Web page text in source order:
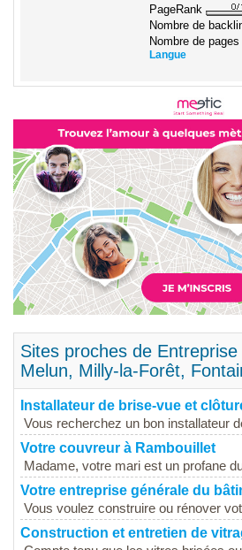
PageRank
Nombre de
Nombre de
Langue
Sites proches de
Melun, Milly-la-Forêt,
Installateur de brise-vue et
Vous recherchez un bon installateur
Votre couvreur à Rambouillet
Madame, votre mari est un profane
Votre entreprise générale du
Vous voulez construire ou rénover
Construction et entretien de